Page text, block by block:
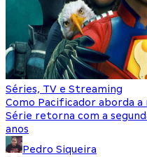
Séries, TV e Streaming
Como Pacificador aborda a
Série retorna com a
anos
Pedro Siqueira